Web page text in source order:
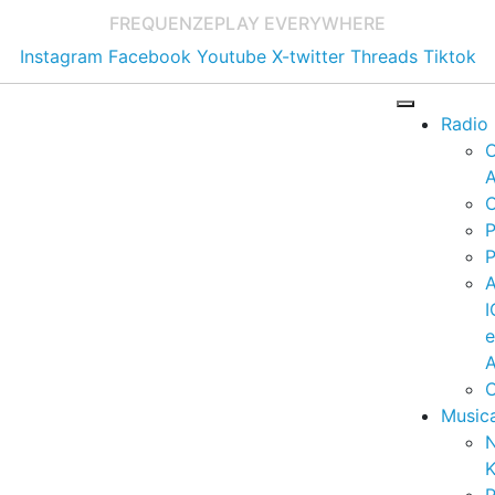
FREQUENZEPLAY EVERYWHERE
Instagram Facebook Youtube X-twitter Threads Tiktok
Radio
e